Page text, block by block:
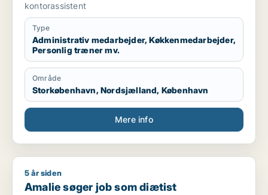
kontorassistent
Type
Administrativ medarbejder, Køkkenmedarbejder,
Personlig træner mv.
Område
Storkøbenhavn, Nordsjælland, København
Mere info
Amalie søger job som diætist
5 år siden
Amalie søger job som diætist